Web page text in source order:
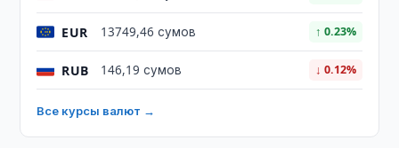
EUR 13749,46 сумов ↑ 0.23%
RUB 146,19 сумов ↓ 0.12%
Все курсы валют →